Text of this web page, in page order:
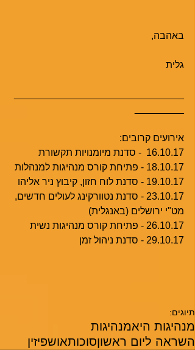
באהבה,
גלית
אירועים קרובים:
16.10.17  - סדנת מיומנויות תקשורת
18.10.17 - פתיחת קורס מנהיגות למנהלות
19.10.17 - סדנת לוח חזון, קיבוץ ניר אליהו
23.10.17 - סדנת נטוורקינג לעולים חדשים,
מט"י ירושלים (באנגלית)
26.10.17 - פתיחת קורס מנהיגות נשית
29.10.17 - סדנת ניהול זמן
תיוגים:
מנהיגות היאמנהיגות
השראה ליום ראשוןסוכותאושפיזין